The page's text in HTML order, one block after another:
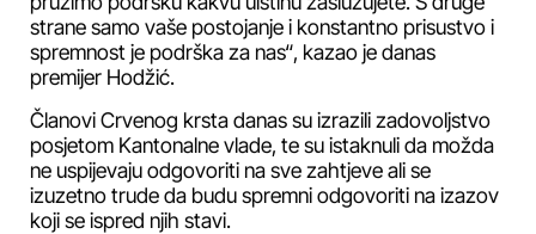
strane samo vaše postojanje i konstantno prisustvo i
spremnost je podrška za nas“, kazao je danas
premijer Hodžić.
Članovi Crvenog krsta danas su izrazili zadovoljstvo
posjetom Kantonalne vlade, te su istaknuli da možda
ne uspijevaju odgovoriti na sve zahtjeve ali se
izuzetno trude da budu spremni odgovoriti na izazov
koji se ispred njih stavi.